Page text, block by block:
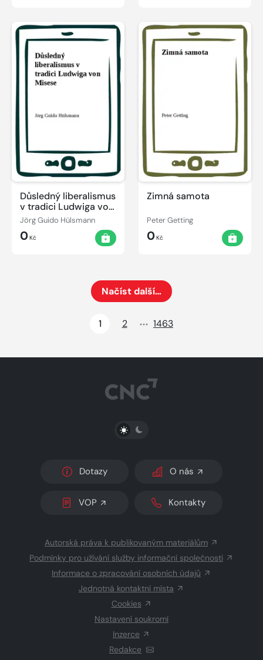
Důsledný liberalismus
v tradici Ludwiga von
Misese
Jörg Guido Hülsmann
0Kč
Zimná samota
Peter Getting
0Kč
Načíst další…
1
2 1463
PŘEPNOUT SVĚTLÝ/TMAVÝ REŽIM
Dotazy O nás
VOP Kontakty
Autorská práva k publikovaným materiálům
Podmínky pro užívání služby informační společnosti
Informace o zpracování osobních údajů
Jednotná kontaktní místa
Cookies
Nastavení soukromí
Inzerce
Redakce